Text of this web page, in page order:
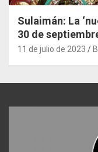
Sulaimán: La
30 de
11 de julio de 2023